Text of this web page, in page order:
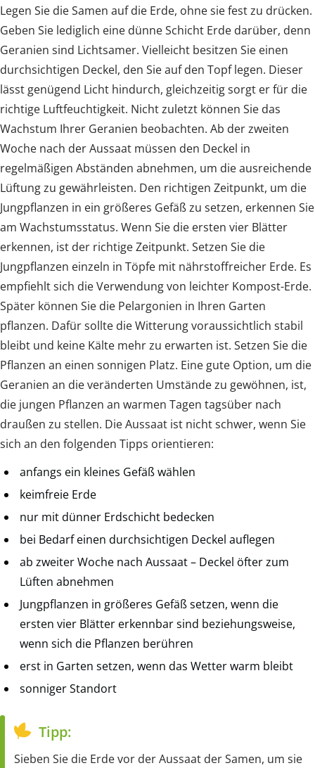
Legen Sie die Samen auf die Erde, ohne sie fest zu drücken.
Geben Sie lediglich eine dünne Schicht Erde darüber, denn
Geranien sind Lichtsamer. Vielleicht besitzen Sie einen
durchsichtigen Deckel, den Sie auf den Topf legen. Dieser
lässt genügend Licht hindurch, gleichzeitig sorgt er für die
richtige Luftfeuchtigkeit. Nicht zuletzt können Sie das
Wachstum Ihrer Geranien beobachten. Ab der zweiten
Woche nach der Aussaat müssen den Deckel in
regelmäßigen Abständen abnehmen, um die ausreichende
Lüftung zu gewährleisten. Den richtigen Zeitpunkt, um die
Jungpflanzen in ein größeres Gefäß zu setzen, erkennen Sie
am Wachstumsstatus. Wenn Sie die ersten vier Blätter
erkennen, ist der richtige Zeitpunkt. Setzen Sie die
Jungpflanzen einzeln in Töpfe mit nährstoffreicher Erde. Es
empfiehlt sich die Verwendung von leichter Kompost-Erde.
Später können Sie die Pelargonien in Ihren Garten
pflanzen. Dafür sollte die Witterung voraussichtlich stabil
bleibt und keine Kälte mehr zu erwarten ist. Setzen Sie die
Pflanzen an einen sonnigen Platz. Eine gute Option, um die
Geranien an die veränderten Umstände zu gewöhnen, ist,
die jungen Pflanzen an warmen Tagen tagsüber nach
draußen zu stellen. Die Aussaat ist nicht schwer, wenn Sie
sich an den folgenden Tipps orientieren:
anfangs ein kleines Gefäß wählen
keimfreie Erde
nur mit dünner Erdschicht bedecken
bei Bedarf einen durchsichtigen Deckel auflegen
ab zweiter Woche nach Aussaat – Deckel öfter zum
Lüften abnehmen
Jungpflanzen in größeres Gefäß setzen, wenn die
ersten vier Blätter erkennbar sind beziehungsweise,
wenn sich die Pflanzen berühren
erst in Garten setzen, wenn das Wetter warm bleibt
sonniger Standort
Tipp:
Sieben Sie die Erde vor der Aussaat der Samen, um sie